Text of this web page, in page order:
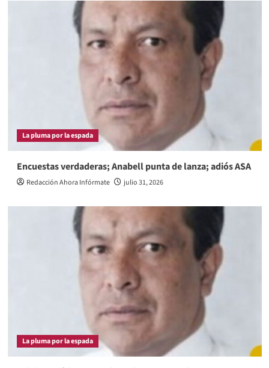
La pluma por la espada
Encuestas verdaderas; Anabell punta de lanza; adiós ASA
Redacción Ahora Infórmate julio 31, 2026
La pluma por la espada